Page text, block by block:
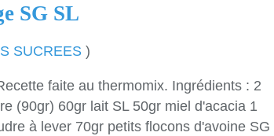
SG SL
SUCREES )
faite au thermomix. Ingrédients : 2
(90gr) 60gr lait SL 50gr miel d'acacia 1
à lever 70gr petits flocons d'avoine SG